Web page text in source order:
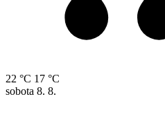
22 °C 17 °C
sobota 8. 8.